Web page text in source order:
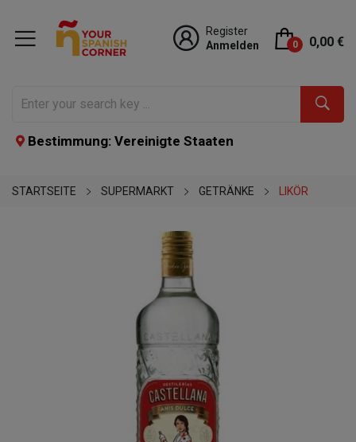
Register
Anmelden
0 0,00 €
Bestimmung: Vereinigte Staaten
STARTSEITE SUPERMARKT GETRÄNKE LIKÖR